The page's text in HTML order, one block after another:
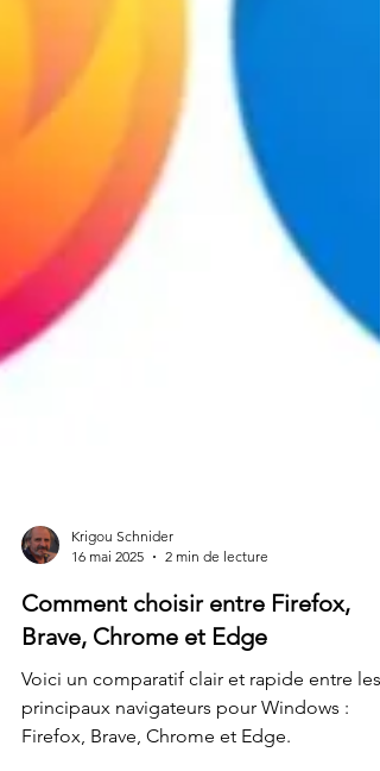
Krigou Schnider
16 mai 2025
2 min de lecture
Comment choisir entre Firefox,
Brave, Chrome et Edge
Voici un comparatif clair et rapide entre les